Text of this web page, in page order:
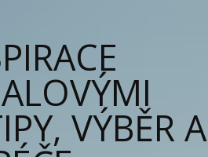
VÝBĚR A